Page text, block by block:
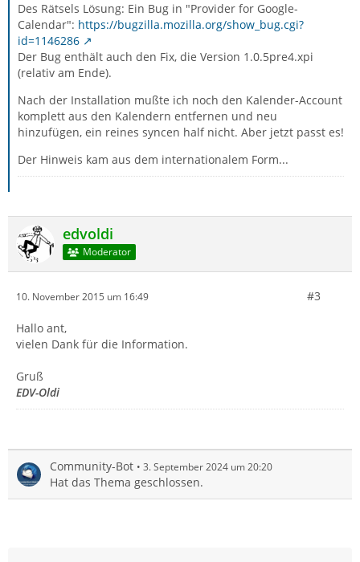
Des Rätsels Lösung: Ein Bug in "Provider for Google-
Calendar": https://bugzilla.mozilla.org/show_bug.cgi?
id=1146286
Der Bug enthält auch den Fix, die Version 1.0.5pre4.xpi
(relativ am Ende).
Nach der Installation mußte ich noch den Kalender-Account
komplett aus den Kalendern entfernen und neu
hinzufügen, ein reines syncen half nicht. Aber jetzt passt es!
Der Hinweis kam aus dem internationalem Form...
edvoldi
Moderator
10. November 2015 um 16:49 #3
Hallo ant,
vielen Dank für die Information.
Gruß
EDV-Oldi
Community-Bot 3. September 2024 um 20:20
Hat das Thema geschlossen.